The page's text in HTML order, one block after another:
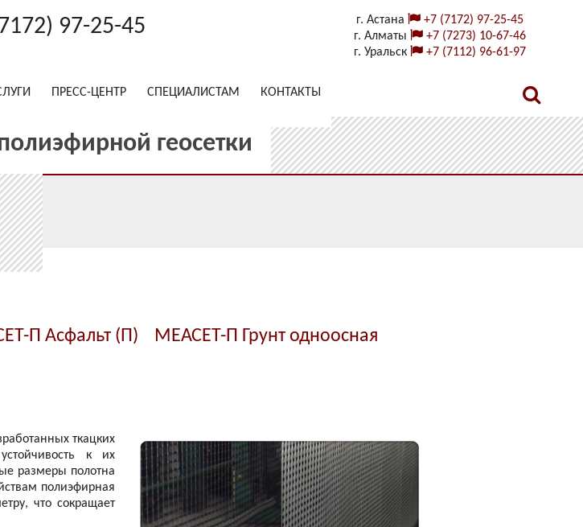
97-25-45 г. Астана
+7 (7172) 97-25-45
г. Алматы
+7 (7273) 10-67-46
г. Уральск
+7 (7112) 96-61-97
ПРЕСС-ЦЕНТР СПЕЦИАЛИСТАМ КОНТАКТЫ
геосетки
П Асфальт (П)
МЕАСЕТ-П Грунт одноосная
ткацких
к их
размеры полотна
полиэфирная
что сокращает